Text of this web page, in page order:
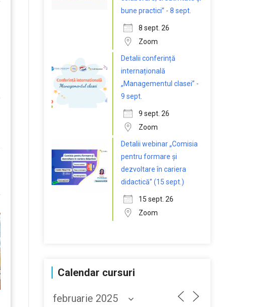
bune practici” - 8 sept.
8 sept. 26
Zoom
Detalii conferință
internațională
„Managementul clasei” -
9 sept.
9 sept. 26
Zoom
Detalii webinar „Comisia
pentru formare și
dezvoltare în cariera
didactică” (15 sept.)
15 sept. 26
Zoom
Calendar cursuri